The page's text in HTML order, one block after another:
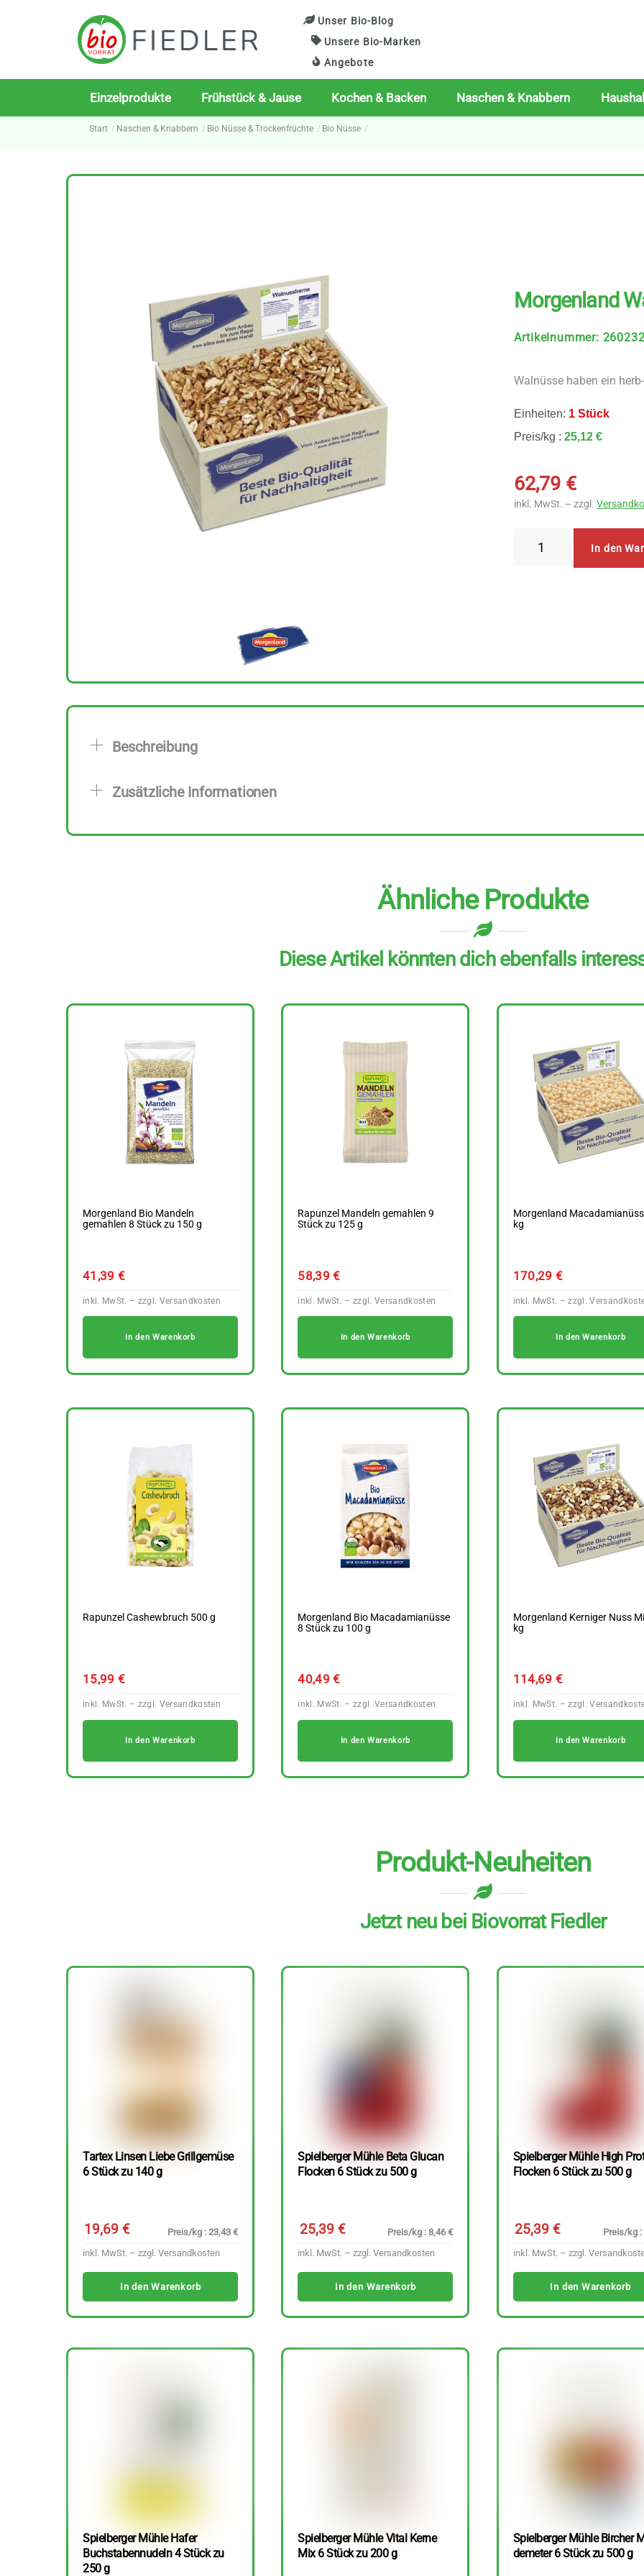
Unser Bio-Blog
Unsere Bio-Marken
Angebote
Einzelprodukte Frühstück & Jause Kochen & Backen Naschen & Knabbern
Start Naschen & Knabbern Bio Nüsse & Trockenfrüchte Bio Nüsse
Morgenland
Artikelnummer: 260232
Walnüsse haben ein
Einheiten: 1 Stück
Preis/kg :25,12 €
62,79 €
inkl. MwSt. – zzgl.
In den
Beschreibung
Zusätzliche Informationen
Ähnliche Produkte
Diese Artikel könnten dich ebenfalls
Morgenland Bio Mandeln
gemahlen 8 Stück zu 150 g
41,39€
In den Warenkorb
Rapunzel Mandeln gemahlen 9
Stück zu 125 g
58,39€
In den Warenkorb
Morgenland
kg
170,29 €
In den Warenkorb
Rapunzel Cashewbruch 500 g
15,99€
In den Warenkorb
Morgenland Bio Macadamianüsse
8 Stück zu 100 g
40,49€
In den Warenkorb
Morgenland Kerniger Nuss
kg
114,69 €
In den Warenkorb
Produkt-Neuheiten
Jetzt neu bei Biovorrat Fiedler
Tartex Linsen Liebe Grillgemüse
6 Stück zu 140 g
19,69€
Preis/kg : 23,43 €
inkl. MwSt. – zzgl. Versandkosten
In den Warenkorb
Spielberger Mühle Beta Glucan
Flocken 6 Stück zu 500 g
25,39 €
Preis/kg : 8,46 €
inkl. MwSt. – zzgl.Versandkosten
In den Warenkorb
Spielberger Mühle High
Flocken 6 Stück zu 500 g
25,39 €
Preis/kg :
inkl. MwSt. – zzgl.
In den Warenkorb
Spielberger Mühle Hafer
Buchstabennudeln 4 Stück zu
250 g
Spielberger Mühle Vital Kerne
Mix 6 Stück zu 200 g
Spielberger Mühle Bircher
demeter 6 Stück zu 500 g